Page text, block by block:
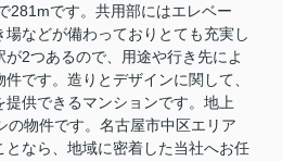
281mです。共用部にはエレベー
場などが備わっておりとても充実し
が2つあるので、用途や行き先によ
です。造りとデザインに関して、
提供できるマンションです。地上
の物件です。名古屋市中区エリア
となら、地域に密着した当社へお任